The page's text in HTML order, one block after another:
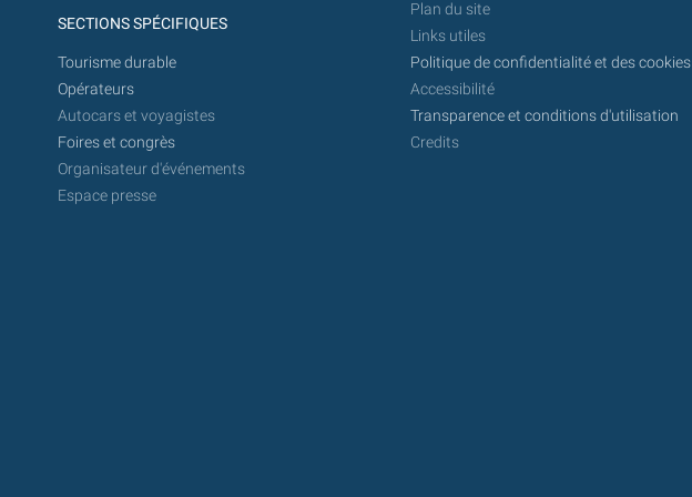
SECTIONS SPÉCIFIQUES
Tourisme durable
Opérateurs
Autocars et voyagistes
Foires et congrès
Organisateur d'événements
Espace presse
Plan du site
Links utiles
Politique de confidentialité et des cookies
Accessibilité
Transparence et conditions d'utilisation
Credits